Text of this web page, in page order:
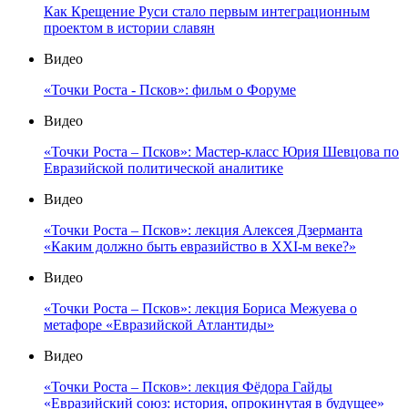
Как Крещение Руси стало первым интеграционным
проектом в истории славян
Видео
«Точки Роста - Псков»: фильм о Форуме
Видео
«Точки Роста – Псков»: Мастер-класс Юрия Шевцова по
Евразийской политической аналитике
Видео
«Точки Роста – Псков»: лекция Алексея Дзерманта
«Каким должно быть евразийство в XXI-м веке?»
Видео
«Точки Роста – Псков»: лекция Бориса Межуева о
метафоре «Евразийской Атлантиды»
Видео
«Точки Роста – Псков»: лекция Фёдора Гайды
«Евразийский союз: история, опрокинутая в будущее»